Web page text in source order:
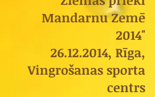
Mandarnu Zemē
2014"
26.12.2014, Rīga,
Vingrošanas sporta
centrs